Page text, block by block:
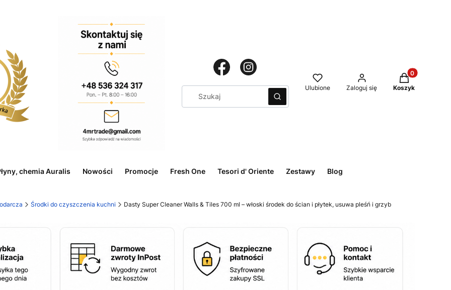
WyczyśćSzukaj
Ulubione Zaloguj się
Produkty w
Koszyk
chemia Auralis Nowości Promocje Fresh One Tesori d' Oriente Zestawy Blog
Środki do czyszczenia kuchni Dasty Super Cleaner Walls & Tiles 700 ml – włoski środek do ścian i płytek, usuwa pleśń i grzyb